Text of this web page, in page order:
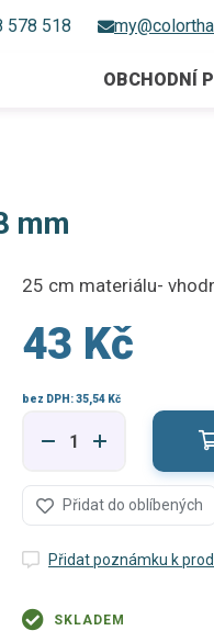
578 518
OBCHODNÍ
mm
25 cm materiálu-
43 Kč
bez DPH:35,54 Kč
Přidat do oblíbených
Přidat poznámku k
SKLADEM